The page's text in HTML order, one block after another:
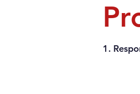
1.